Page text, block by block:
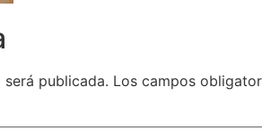
publicada. Los campos